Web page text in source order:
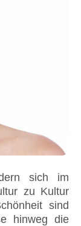
sich im
zu Kultur
sind
hinweg die